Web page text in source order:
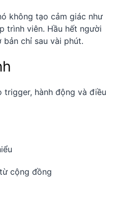
không tạo cảm giác như
trình viên. Hầu hết người
chỉ sau vài phút.
trigger, hành động và điều
cộng đồng